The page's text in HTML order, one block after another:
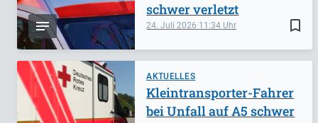
bookmark_border
24. Juli 2026 11:34
schwer verletzt
AKTUELLES
Kleintransporter-Fahrer
bei Unfall auf A5 schwer